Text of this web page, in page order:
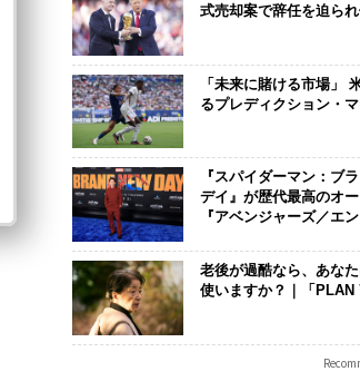
式売却案で辞任を迫ら
「未来に賭ける市場」
るプレディクション・
『スパイダーマン：ブ
デイ』が歴代最高のオー
『アベンジャーズ／エ
老後が過酷なら、あな
使いますか？｜「PLAN